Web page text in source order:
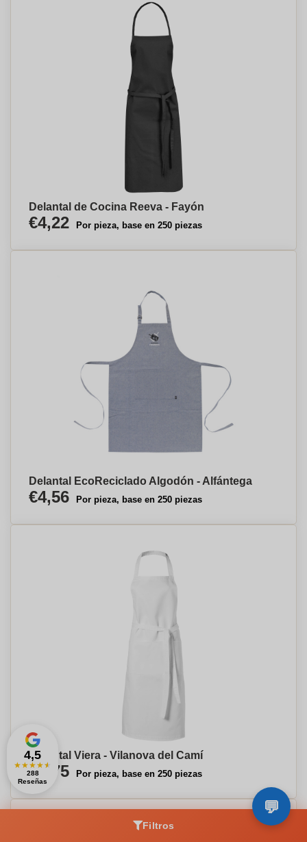
Delantal de Cocina Reeva - Fayón
€4,22 Por pieza, base en 250 piezas
Delantal EcoReciclado Algodón - Alfántega
€4,56 Por pieza, base en 250 piezas
Delantal Viera - Vilanova del Camí
€6,75 Por pieza, base en 250 piezas
Filtros
4,5
★★★★★
288
Reseñas